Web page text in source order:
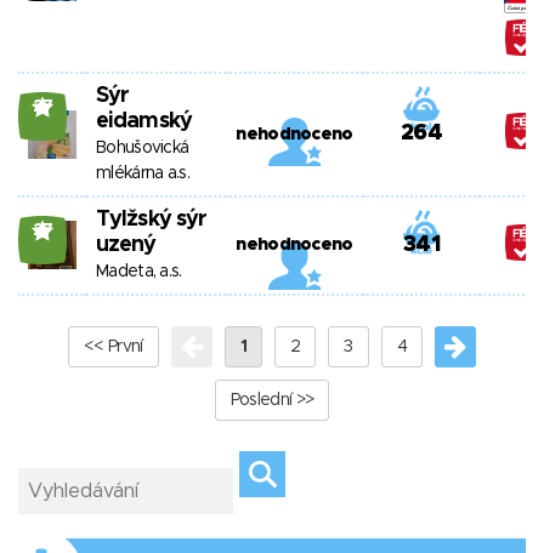
27
Sýr
eidamský
Bohušovická
mlékárna a.s.
nehodnoceno 264
27
Tylžský sýr
uzený
Madeta, a.s.
nehodnoceno 341
<< První 1 2 3 4
Poslední >>